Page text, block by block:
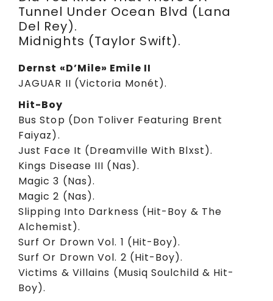
Tunnel Under Ocean Blvd (Lana
Del Rey).
Midnights (Taylor Swift).
Dernst «D’Mile» Emile II
JAGUAR II (Victoria Monét).
Hit-Boy
Bus Stop (Don Toliver Featuring Brent
Faiyaz).
Just Face It (Dreamville With Blxst).
Kings Disease III (Nas).
Magic 3 (Nas).
Magic 2 (Nas).
Slipping Into Darkness (Hit-Boy & The
Alchemist).
Surf Or Drown Vol. 1 (Hit-Boy).
Surf Or Drown Vol. 2 (Hit-Boy).
Victims & Villains (Musiq Soulchild & Hit-
Boy).